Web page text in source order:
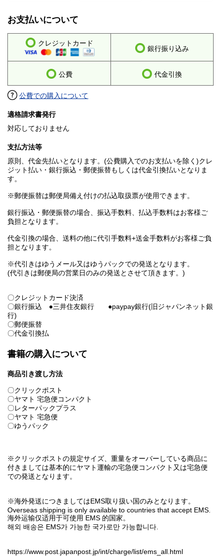
お支払いについて
クレジットカード
銀行振り込み
公費 代金引換
公費での購入について
適格請求書発行
対応しておりません
支払方法等
原則、代金先払いとなります。(公費購入でのお支払いを除く)クレ
ジット払い・銀行振込・郵便振替もしくは代金引換払いとなりま
す。
※郵便振替は郵便局備え付けの払込取扱票が使用できます。
銀行振込・郵便振替の場合、振込手数料、払込手数料はお客様ご
負担となります。
代金引換の場合、送料の他に代引手数料+送金手数料がお客様ご負
担となります。
※代引きはゆうメール又はゆうパックでの発送となります。
(代引きは郵便局の営業日のみの発送とさせて頂きます。)
〇クレジットカード決済
〇銀行振込 ●三井住友銀行 ●paypay銀行(旧ジャパンネット銀
行)
〇郵便振替
〇代金引換払
書籍の購入について
商品引き渡し方法
〇クリックポスト
〇ヤマト 宅急便コンパクト
〇レターパックプラス
〇ヤマト 宅急便
〇ゆうパック
※クリックポストの規定サイズ、重量をオーバーしている商品に
付きましては基本的にヤマト運輸の宅急便コンパクト又は宅急便
での発送となります。
※海外発送につきましてはEMS取り扱い国のみとなります。
Overseas shipping is only available to countries that accept EMS.
海外运输仅适用于可使用 EMS 的国家。
해외 배송은 EMS가 가능한 국가로만 가능합니다.
https://www.post.japanpost.jp/int/charge/list/ems_all.html